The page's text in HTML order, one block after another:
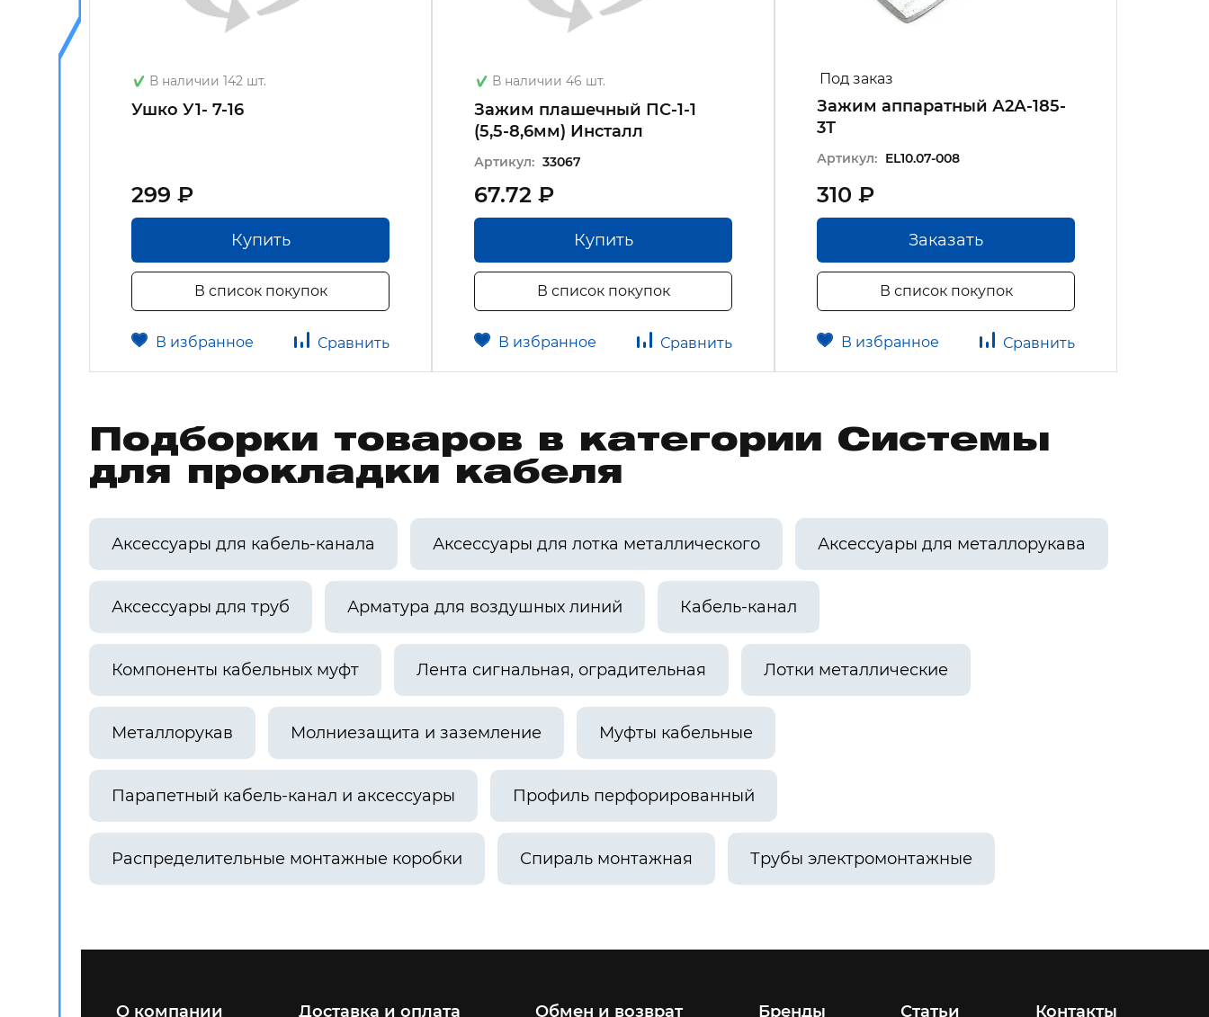
В наличии 142 шт.
Ушко У1- 7-16
299 ₽
Купить
В список покупок
В избранное Сравнить
В наличии 46 шт.
Зажим плашечный ПС-1-1
(5,5-8,6мм) Инсталл
Артикул: 33067
67.72 ₽
Купить
В список покупок
В избранное Сравнить
Под заказ
Зажим аппаратный А2А-185-
3Т
Артикул: EL10.07-008
310 ₽
Заказать
В список покупок
В избранное Сравнить
Подборки товаров в категории Системы
для прокладки кабеля
Аксессуары для кабель-канала Аксессуары для лотка металлического Аксессуары для металлорукава
Аксессуары для труб Арматура для воздушных линий Кабель-канал
Компоненты кабельных муфт Лента сигнальная, оградительная Лотки металлические
Металлорукав Молниезащита и заземление Муфты кабельные
Парапетный кабель-канал и аксессуары Профиль перфорированный
Распределительные монтажные коробки Спираль монтажная Трубы электромонтажные
О компании Доставка и оплата Обмен и возврат Бренды Статьи Контакты